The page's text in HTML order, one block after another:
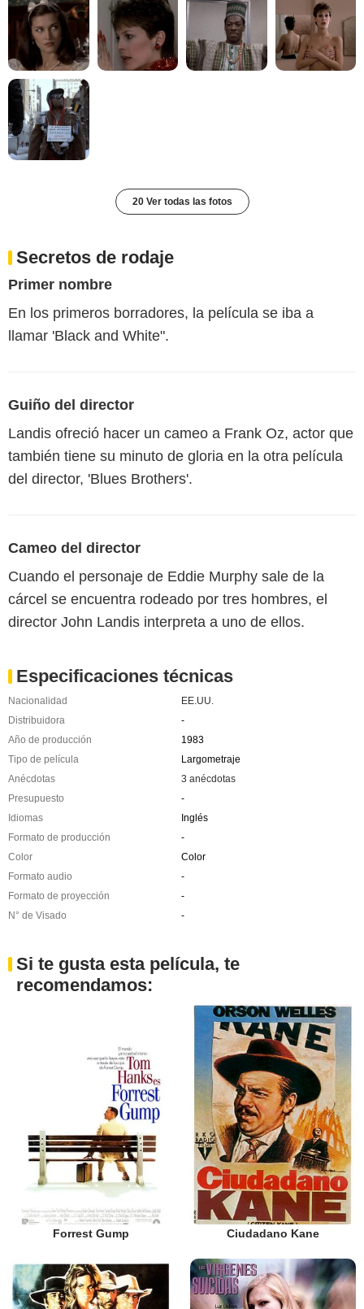
20 Ver todas las fotos
Secretos de rodaje
Primer nombre
En los primeros borradores, la película se iba a
llamar 'Black and White".
Guiño del director
Landis ofreció hacer un cameo a Frank Oz, actor que
también tiene su minuto de gloria en la otra película
del director, 'Blues Brothers'.
Cameo del director
Cuando el personaje de Eddie Murphy sale de la
cárcel se encuentra rodeado por tres hombres, el
director John Landis interpreta a uno de ellos.
Especificaciones técnicas
Nacionalidad
EE.UU.
Distribuidora
-
Año de producción
1983
Tipo de película
Largometraje
Anécdotas
3 anécdotas
Presupuesto
-
Idiomas
Inglés
Formato de producción
-
Color
Color
Formato audio
-
Formato de proyección
-
N° de Visado
-
Si te gusta esta película, te
recomendamos:
Forrest Gump Ciudadano Kane